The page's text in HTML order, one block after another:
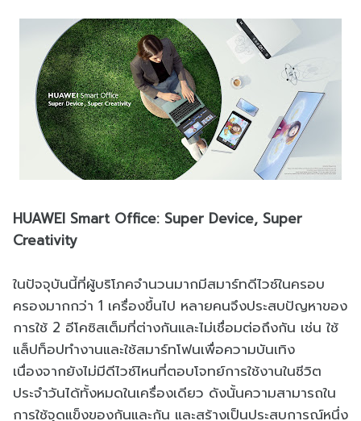
HUAWEI Smart Office: Super Device, Super
Creativity
ในปัจจุบันนี้ที่ผู้บริโภคจำนวนมากมีสมาร์ทดีไวซ์ในครอบ
ครองมากกว่า 1 เครื่องขึ้นไป หลายคนจึงประสบปัญหาของ
การใช้ 2 อีโคซิสเต็มที่ต่างกันและไม่เชื่อมต่อถึงกัน เช่น ใช้
แล็ปท็อปทำงานและใช้สมาร์ทโฟนเพื่อความบันเทิง
เนื่องจากยังไม่มีดีไวซ์ไหนที่ตอบโจทย์การใช้งานในชีวิต
ประจำวันได้ทั้งหมดในเครื่องเดียว ดังนั้นความสามารถใน
การใช้จุดแข็งของกันและกัน และสร้างเป็นประสบการณ์หนึ่ง